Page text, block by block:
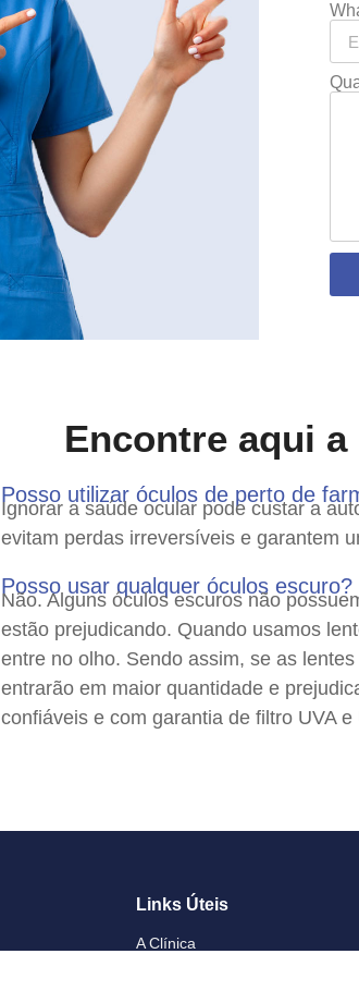
Encontre aqui
Posso utilizar óculos de perto de
Ignorar a saúde ocular pode custar a
evitam perdas irreversíveis e garantem
Posso usar qualquer óculos escuro?
Não. Alguns óculos escuros não
estão prejudicando. Quando usamos
entre no olho. Sendo assim, se as
entrarão em maior quantidade e
confiáveis e com garantia de filtro UVA e
Links Úteis
A Clínica